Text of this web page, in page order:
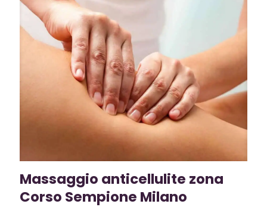
Massaggio anticellulite zona
Corso Sempione Milano